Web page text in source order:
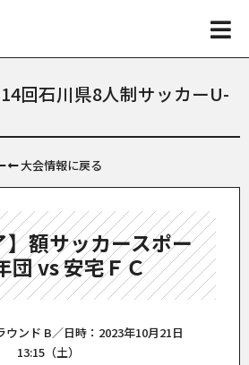
回石川県8人制サッカーU-
大会情報に戻る
額サッカースポー
団 vs 安宅ＦＣ
ウンド B／日時：2023年10月21日
13:15（土）